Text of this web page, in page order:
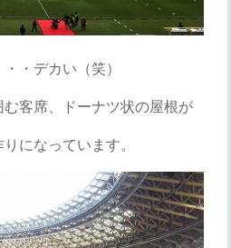
・デカい（笑）
客席、ドーナツ状の屋根が
になっています。